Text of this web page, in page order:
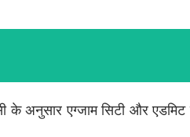
के अनुसार एग्जाम सिटी और एडमिट